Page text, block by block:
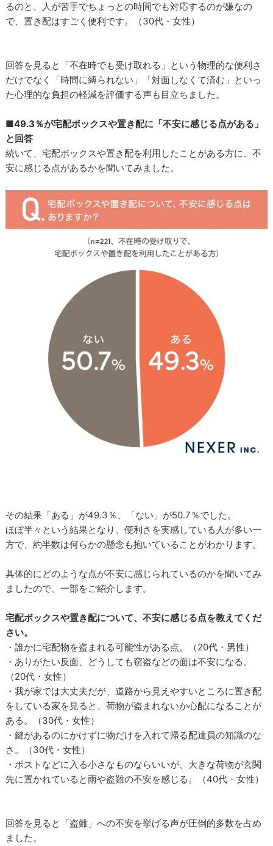
るのと、人が苦手でちょっとの時間でも対応するのが嫌なの
で、置き配はすごく便利です。（30代・女性）
回答を見ると「不在時でも受け取れる」という物理的な便利さ
だけでなく「時間に縛られない」「対面しなくて済む」といっ
た心理的な負担の軽減を評価する声も目立ちました。
■49.3％が宅配ボックスや置き配に「不安に感じる点がある」
と回答
続いて、宅配ボックスや置き配を利用したことがある方に、不
安に感じる点があるかを聞いてみました。
その結果「ある」が49.3％、「ない」が50.7％でした。
ほぼ半々という結果となり、便利さを実感している人が多い一
方で、約半数は何らかの懸念も抱いていることがわかります。
具体的にどのような点が不安に感じられているのかを聞いてみ
ましたので、一部をご紹介します。
宅配ボックスや置き配について、不安に感じる点を教えてくだ
さい。
・誰かに宅配物を盗まれる可能性がある点。（20代・男性）
・ありがたい反面、どうしても窃盗などの面は不安になる。
（20代・女性）
・我が家では大丈夫だが、道路から見えやすいところに置き配
をしている家を見ると、荷物が盗まれないか心配になることが
ある。（30代・女性）
・鍵があるのにかけずに物だけを入れて帰る配達員の知識のな
さ。（30代・女性）
・ポストなどに入る小さなものならいいが、大きな荷物が玄関
先に置かれていると雨や盗難の不安を感じる。（40代・女性）
回答を見ると「盗難」への不安を挙げる声が圧倒的多数を占め
ました。